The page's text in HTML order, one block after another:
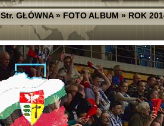
Str. GŁÓWNA»FOTO ALBUM»ROK